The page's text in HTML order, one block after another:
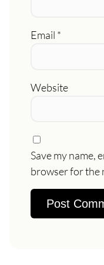
Email *
Website
Save my name,
browser for the